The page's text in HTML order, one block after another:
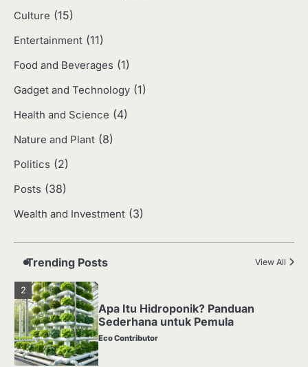
Culture (15)
Entertainment (11)
Food and Beverages (1)
Gadget and Technology (1)
Health and Science (4)
Nature and Plant (8)
Politics (2)
Posts (38)
Wealth and Investment (3)
Trending Posts View All
4
Jasa Menulis: Peluang Bisnis Kreatif
di Era Digital
Eco Contributor
Jasa Desain: Peluang Usaha Kreatif
di Era Digital
Media Tanam: Jenis, Fungsi, dan
Eco Contributor
2
Apa Itu Hidroponik? Panduan
Sederhana untuk Pemula
Eco Contributor